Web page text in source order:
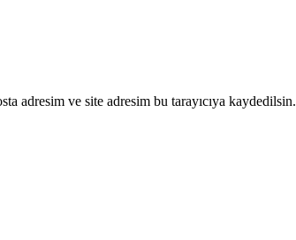
adresim ve site adresim bu tarayıcıya kaydedilsin.